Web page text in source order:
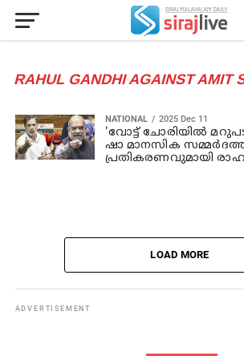
RAHUL GANDHI AGAINST AMIT
NATIONAL 2025 Dec 11
'വോട്ട് ചോരിയില്‍
ഷാ മാനസിക
പ്രതികരണവുമായി
LOAD MORE
ADVERTISEMENT